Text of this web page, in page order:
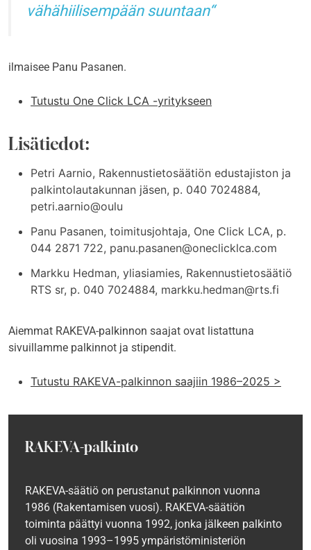
vähähiilisempään suuntaan
ilmaisee Panu Pasanen.
Tutustu One Click LCA -yritykseen
Lisätiedot:
Petri Aarnio, Rakennustietosäätiön edustajiston ja
palkintolautakunnan jäsen, p. 040 7024884,
petri.aarnio@oulu
Panu Pasanen, toimitusjohtaja, One Click LCA, p.
044 2871 722, panu.pasanen@oneclicklca.com
Markku Hedman, yliasiamies, Rakennustietosäätiö
RTS sr, p. 040 7024884, markku.hedman@rts.fi
Aiemmat RAKEVA-palkinnon saajat ovat listattuna
sivuillamme palkinnot ja stipendit.
Tutustu RAKEVA-palkinnon saajiin 1986–2025 >
RAKEVA-palkinto
RAKEVA-säätiö on perustanut palkinnon vuonna
1986 (Rakentamisen vuosi). RAKEVA-säätiön
toiminta päättyi vuonna 1992, jonka jälkeen palkinto
oli vuosina 1993–1995 ympäristöministeriön